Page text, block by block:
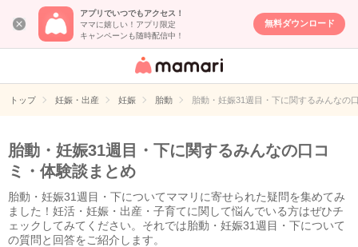
アプリでいつでもアクセス！
ママに嬉しい！アプリ限定
キャンペーンも随時配信中！
無料ダウンロード
女性専用匿名QA
イト
トップ 妊娠・出産 妊娠 胎動 胎動・妊娠31週目・下に関するみんなの
胎動・妊娠31週目・下に関するみんなの口コ
ミ・体験談まとめ
胎動・妊娠31週目・下についてママリに寄せられた疑問を集めてみ
ました！妊活・妊娠・出産・子育てに関して悩んでいる方はぜひチ
ェックしてみてください。それでは胎動・妊娠31週目・下について
の質問と回答をご紹介します。